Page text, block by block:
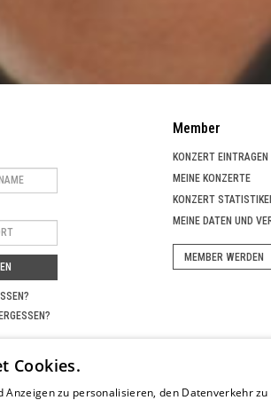
Member
KONZERT EINTRAGEN
MEINE KONZERTE
KONZERT
MEINE DATEN UND
MEMBER WERDEN
Cookies.
Anzeigen zu personalisieren, den Datenverkehr